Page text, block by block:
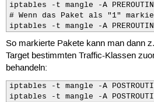
iptables -t mangle -A
# Wenn das Paket als "1"
iptables -t mangle -A
So markierte Pakete kann man dann
Target bestimmten Traffic-Klassen
behandeln:
iptables -t mangle -A
iptables -t mangle -A